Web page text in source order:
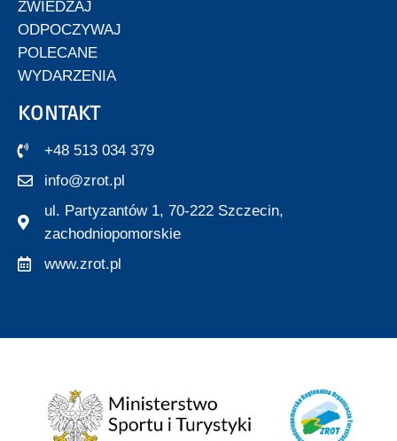
ZWIEDZAJ
ODPOCZYWAJ
POLECANE
WYDARZENIA
KONTAKT
+48 513 034 379
info@zrot.pl
ul. Partyzantów 1, 70-222 Szczecin,
zachodniopomorskie
www.zrot.pl